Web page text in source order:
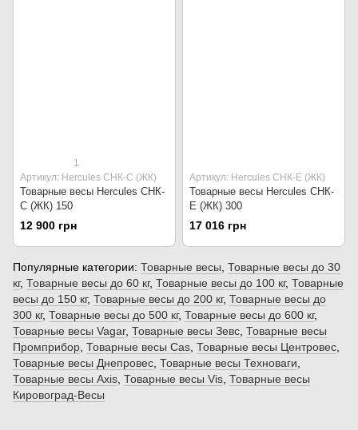
1
Артикул: Hercules СНК-С (ЖК)
Товарные весы Hercules СНК-
С (ЖК) 150
12 900 грн
Артикул: Hercules СНК-Е (ЖК)
Товарные весы Hercules СНК-
Е (ЖК) 300
17 016 грн
Популярные категории: Товарные весы, Товарные весы до 30
кг, Товарные весы до 60 кг, Товарные весы до 100 кг, Товарные
весы до 150 кг, Товарные весы до 200 кг, Товарные весы до
300 кг, Товарные весы до 500 кг, Товарные весы до 600 кг,
Товарные весы Vagar, Товарные весы Зевс, Товарные весы
Промприбор, Товарные весы Сas, Товарные весы Центровес,
Товарные весы Днепровес, Товарные весы Техноваги,
Товарные весы Axis, Товарные весы Vis, Товарные весы
Кировоград-Весы